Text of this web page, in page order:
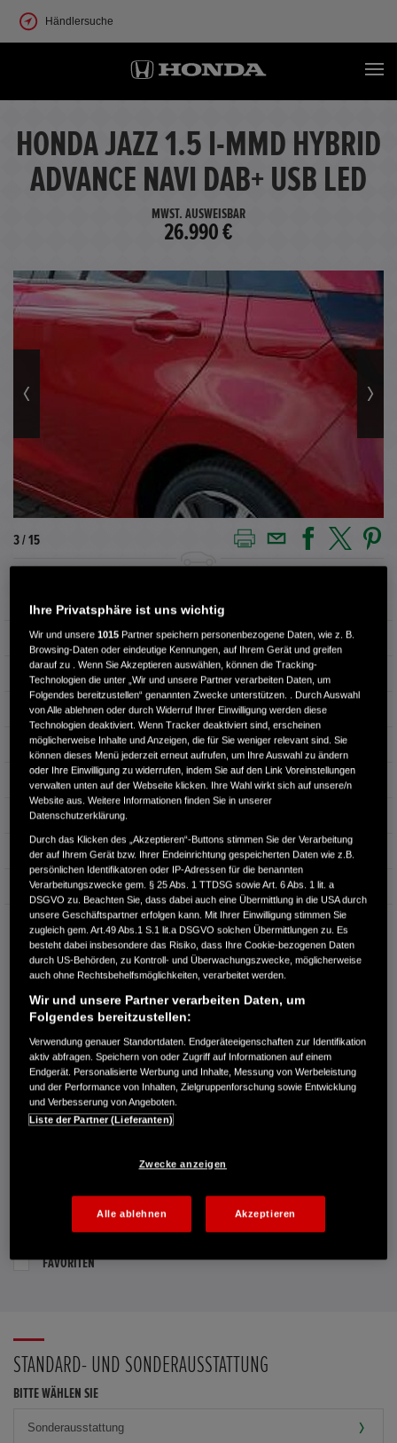
Händlersuche
HONDA JAZZ 1.5 I-MMD HYBRID
ADVANCE NAVI DAB+ USB LED
MWST. AUSWEISBAR
26.990 €
3 / 15
Außenfarbe PREMIUM CRYSTAL RED
Kilometerstand 1.500 km
Kraftstoffart Benzin
Getriebe Automatik
Türen 4
Leistung 90 kW / 122 PS
Hubraum
Erstzulassung 04.2025
Bauart Kleinwagen
KURZ-AUTOHAUS & MOTORRAD GMBH
Dornbergsweg 30
38855 Wernigerode
RUFEN SIE UNS AN:
03943 55950
Route planen
Händlerbestand anzeigen
Dealer Website anzeigen
Händler kontaktieren
PROBEFAHRT VEREINBAREN
FAVORITEN
STANDARD- UND SONDERAUSSTATTUNG
BITTE WÄHLEN SIE
Ihre Privatsphäre ist uns wichtig
Wir und unsere1015 Partner speichern personenbezogene Daten, wie z. B.
Browsing-Daten oder eindeutige Kennungen, auf Ihrem Gerät und greifen
darauf zu . Wenn Sie Akzeptieren auswählen, können die Tracking-
Technologien die unter „Wir und unsere Partner verarbeiten Daten, um
Folgendes bereitzustellen“ genannten Zwecke unterstützen. . Durch Auswahl
von Alle ablehnen oder durch Widerruf Ihrer Einwilligung werden diese
Technologien deaktiviert. Wenn Tracker deaktiviert sind, erscheinen
möglicherweise Inhalte und Anzeigen, die für Sie weniger relevant sind. Sie
können dieses Menü jederzeit erneut aufrufen, um Ihre Auswahl zu ändern
oder Ihre Einwilligung zu widerrufen, indem Sie auf den Link Voreinstellungen
verwalten unten auf der Webseite klicken. Ihre Wahl wirkt sich auf unsere/n
Website aus. Weitere Informationen finden Sie in unserer
Datenschutzerklärung.
Durch das Klicken des „Akzeptieren“-Buttons stimmen Sie der Verarbeitung
der auf Ihrem Gerät bzw. Ihrer Endeinrichtung gespeicherten Daten wie z.B.
persönlichen Identifikatoren oder IP-Adressen für die benannten
Verarbeitungszwecke gem. § 25 Abs. 1 TTDSG sowie Art. 6 Abs. 1 lit. a
DSGVO zu. Beachten Sie, dass dabei auch eine Übermittlung in die USA durch
unsere Geschäftspartner erfolgen kann. Mit Ihrer Einwilligung stimmen Sie
zugleich gem. Art.49 Abs.1 S.1 lit.a DSGVO solchen Übermittlungen zu. Es
besteht dabei insbesondere das Risiko, dass Ihre Cookie-bezogenen Daten
durch US-Behörden, zu Kontroll- und Überwachungszwecke, möglicherweise
auch ohne Rechtsbehelfsmöglichkeiten, verarbeitet werden.
Wir und unsere Partner verarbeiten Daten, um
Folgendes bereitzustellen:
Verwendung genauer Standortdaten. Endgeräteeigenschaften zur Identifikation
aktiv abfragen. Speichern von oder Zugriff auf Informationen auf einem
Endgerät. Personalisierte Werbung und Inhalte, Messung von Werbeleistung
und der Performance von Inhalten, Zielgruppenforschung sowie Entwicklung
und Verbesserung von Angeboten.
Liste der Partner (Lieferanten)
Zwecke anzeigen
Alle ablehnen Akzeptieren